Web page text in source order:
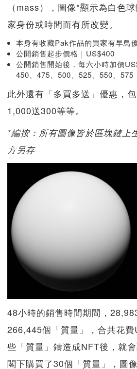
（mass），圖像*顯示為白色
家身份或時間而有所改變。
本身有收藏Pak作品的買家有早鳥
公開銷售起步價格｜US$400
公開銷售開始後，每六小時加價
450、475、500、525、550、575
此外還有「多買多送」優惠，
1,000送300等等。
*編按：所有圖像皆於區塊鏈上
方另存
48小時的銷售時間期間，
266,445個「質量」，合共花
些「質量」鑄造成NFT後，就
閣下購買了30個「質量」，圖